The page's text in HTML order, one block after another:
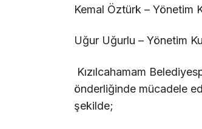
Kemal Öztürk – Yönetim
Uğur Uğurlu – Yönetim
Kızılcahamam
önderliğinde mücadele
şekilde;